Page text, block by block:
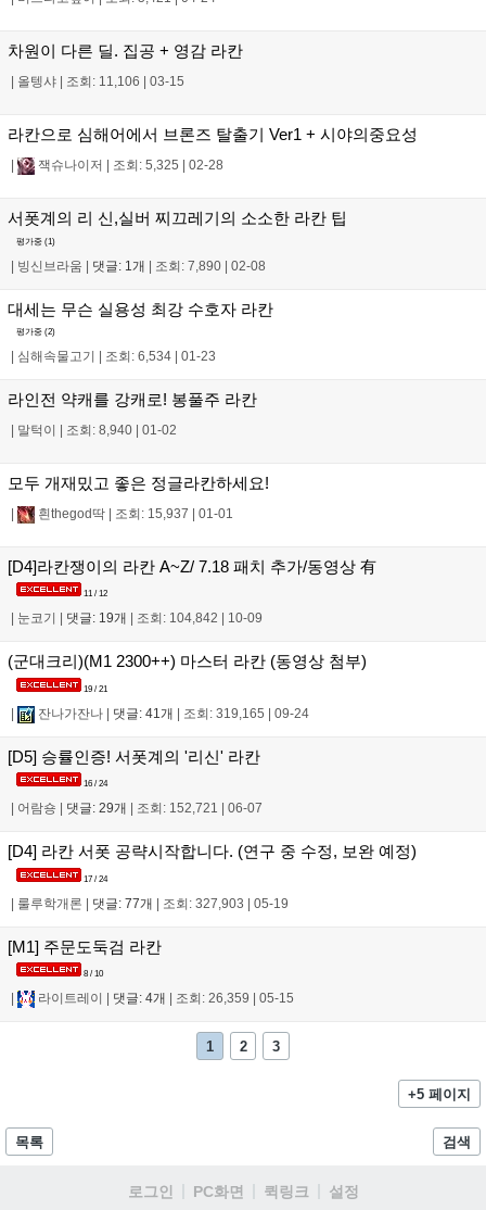
차원이 다른 딜. 집공 + 영감 라칸
올텡샤 조회: 11,106 03-15
라칸으로 심해어에서 브론즈 탈출기 Ver1 + 시야의중요성
잭슈나이저 조회: 5,325 02-28
서폿계의 리 신,실버 찌끄레기의 소소한 라칸 팁
평가중 (1)
| 빙신브라움 | 댓글: 1개 | 조회: 7,890 | 02-08
대세는 무슨 실용성 최강 수호자 라칸
평가중 (2)
심해속물고기 조회: 6,534 01-23
라인전 약캐를 강캐로! 봉풀주 라칸
말턱이 조회: 8,940 01-02
모두 개재밌고 좋은 정글라칸하세요!
흰thegod딱 조회: 15,937 01-01
[D4]라칸쟁이의 라칸 A~Z/ 7.18 패치 추가/동영상 有
11 / 12
눈코기 댓글: 19개 조회: 104,842 10-09
(군대크리)(M1 2300++) 마스터 라칸 (동영상 첨부)
19 / 21
| 잔나가잔나 | 댓글: 41개 | 조회: 319,165 | 09-24
[D5] 승률인증! 서폿계의 '리신' 라칸
16 / 24
어람숑 댓글: 29개 조회: 152,721 06-07
[D4] 라칸 서폿 공략시작합니다. (연구 중 수정, 보완 예정)
17 / 24
| 룰루학개론 | 댓글: 77개 | 조회: 327,903 | 05-19
[M1] 주문도둑검 라칸
8 / 10
라이트레이 댓글: 4개 조회: 26,359 05-15
1 2 3
+5 페이지
목록 검색
로그인 PC화면 퀵링크 설정